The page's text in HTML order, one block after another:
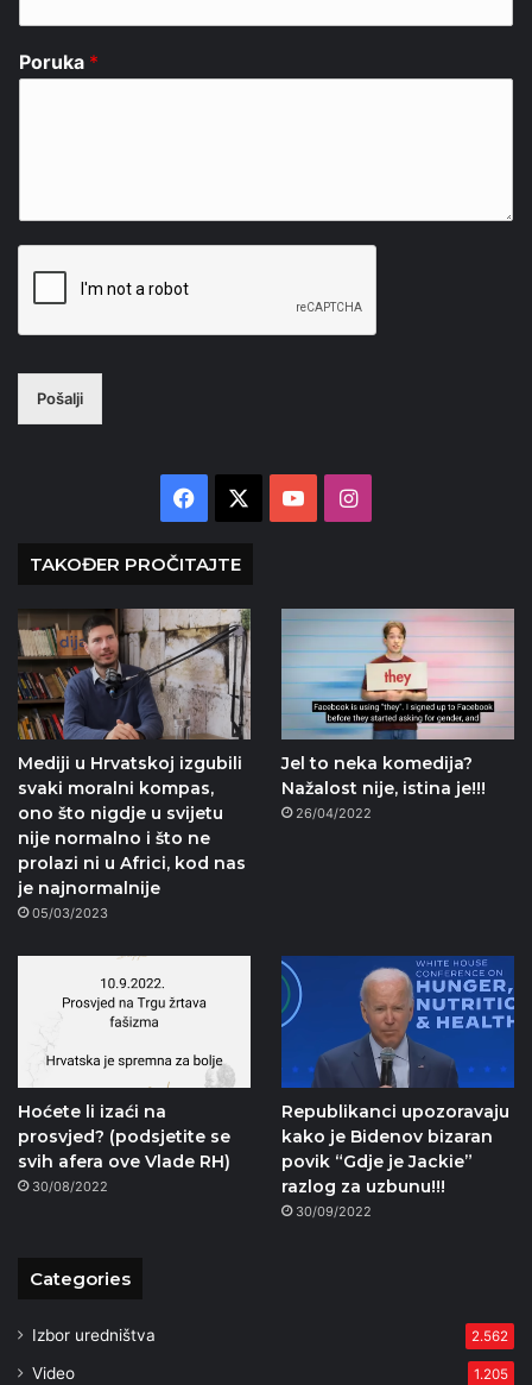
Poruka *
Pošalji
Facebook YouTubeInstagram
TAKOĐER PROČITAJTE
Mediji u Hrvatskoj izgubili
svaki moralni kompas,
ono što nigdje u svijetu
nije normalno i što ne
prolazi ni u Africi, kod nas
je najnormalnije
05/03/2023
Jel to neka komedija?
Nažalost nije, istina je!!!
26/04/2022
Hoćete li izaći na
prosvjed? (podsjetite se
svih afera ove Vlade RH)
30/08/2022
Republikanci upozoravaju
kako je Bidenov bizaran
povik “Gdje je Jackie”
razlog za uzbunu!!!
30/09/2022
Categories
Izbor uredništva 2.562
Video 1.205